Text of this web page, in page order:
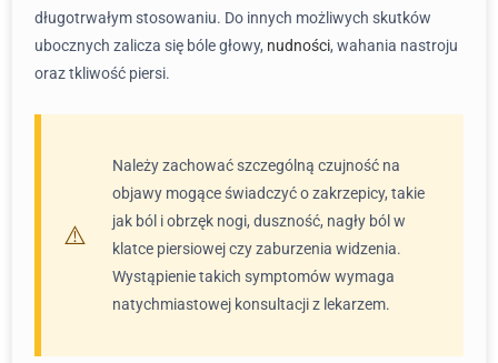
długotrwałym stosowaniu. Do innych możliwych skutków
ubocznych zalicza się bóle głowy, nudności, wahania nastroju
oraz tkliwość piersi.
Należy zachować szczególną czujność na
objawy mogące świadczyć o zakrzepicy, takie
jak ból i obrzęk nogi, duszność, nagły ból w
klatce piersiowej czy zaburzenia widzenia.
Wystąpienie takich symptomów wymaga
natychmiastowej konsultacji z lekarzem.